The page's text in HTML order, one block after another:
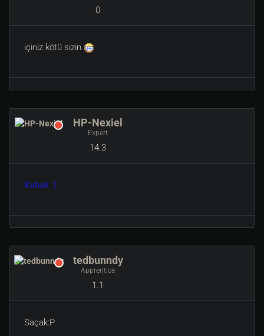
0
içiniz kötü sizin
HP-Nexiel
Expert
14.3
Kabak :)
tedbunndy
Apprentice
1.1
Saçak:P